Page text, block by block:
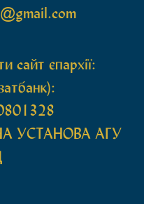
сайт єпархії:
УСТАНОВА АГУ